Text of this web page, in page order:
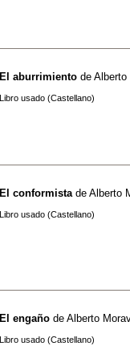
El aburrimiento de Alberto
Libro usado (Castellano)
El conformista de Alberto
Libro usado (Castellano)
El engaño de Alberto
Libro usado (Castellano)